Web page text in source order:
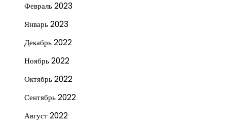
Февраль 2023
Январь 2023
Декабрь 2022
Ноябрь 2022
Октябрь 2022
Сентябрь 2022
Август 2022